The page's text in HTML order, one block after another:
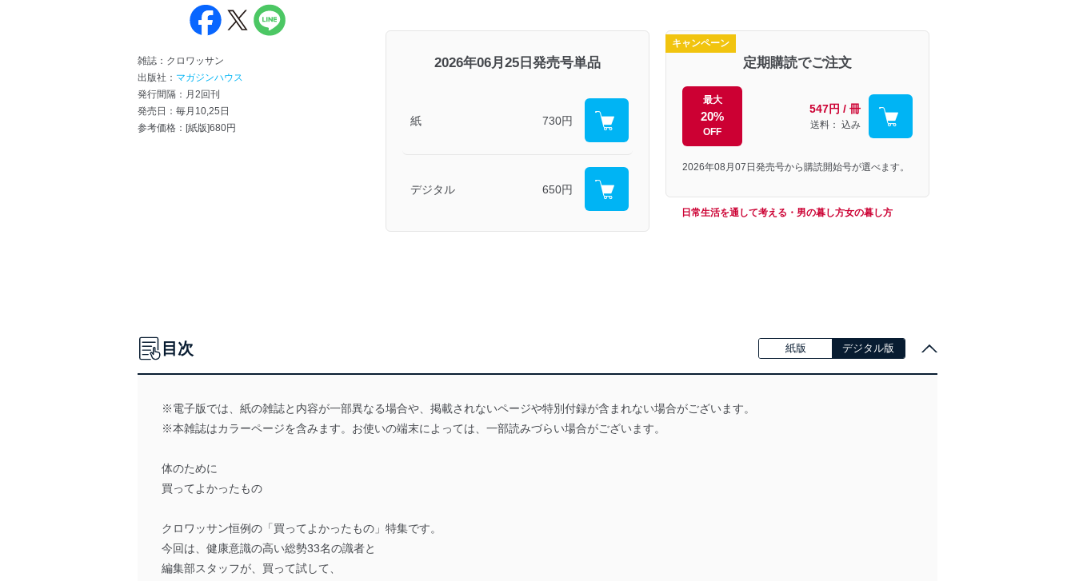
雑誌：クロワッサン
出版社： マガジンハウス
発行間隔：月2回刊
発売日：毎月10,25日
参考価格：[紙版]680円
2026年06月25日発売号単品
紙 730円
デジタル 650円
キャンペーン
定期購読でご注文
最大
20%
OFF
547円 / 冊
送料： 込み
2026年08月07日発売号から購読開始号が選べます。
日常生活を通して考える・男の暮し方女の暮し方
目次 紙版 デジタル版
※電子版では、紙の雑誌と内容が一部異なる場合や、掲載されないページや特別付録が含まれない場合がございます。
※本雑誌はカラーページを含みます。お使いの端末によっては、一部読みづらい場合がございます。
体のために
買ってよかったもの
クロワッサン恒例の「買ってよかったもの」特集です。
今回は、健康意識の高い総勢33名の識者と
編集部スタッフが、買って試して、